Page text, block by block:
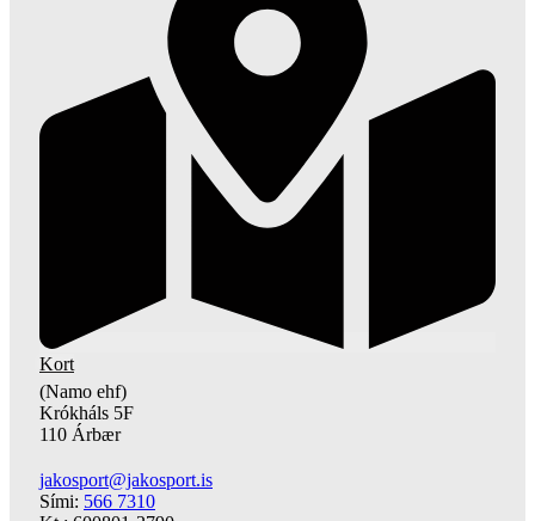
Kort
(Namo ehf)
Krókháls 5F
110 Árbær
jakosport@jakosport.is
Sími: 566 7310